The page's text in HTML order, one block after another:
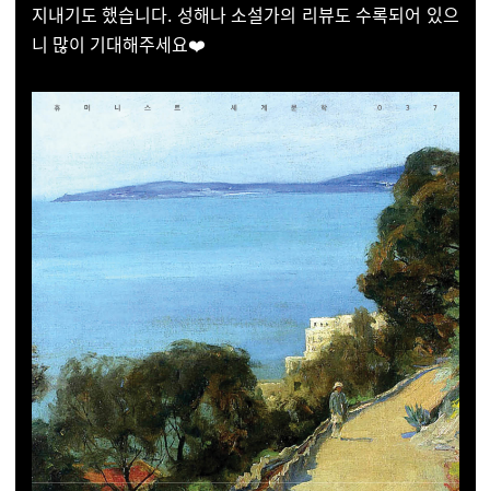
지내기도 했습니다. 성해나 소설가의 리뷰도 수록되어 있으
니 많이 기대해주세요❤️